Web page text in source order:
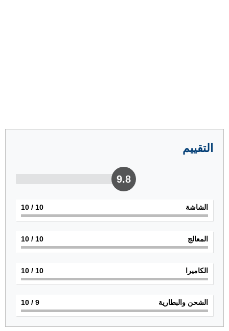
التقييم
9.8
الشاشة 10
/ 10
المعالج 10
/ 10
الكاميرا 10
/ 10
الشحن والبطارية 9
/ 10